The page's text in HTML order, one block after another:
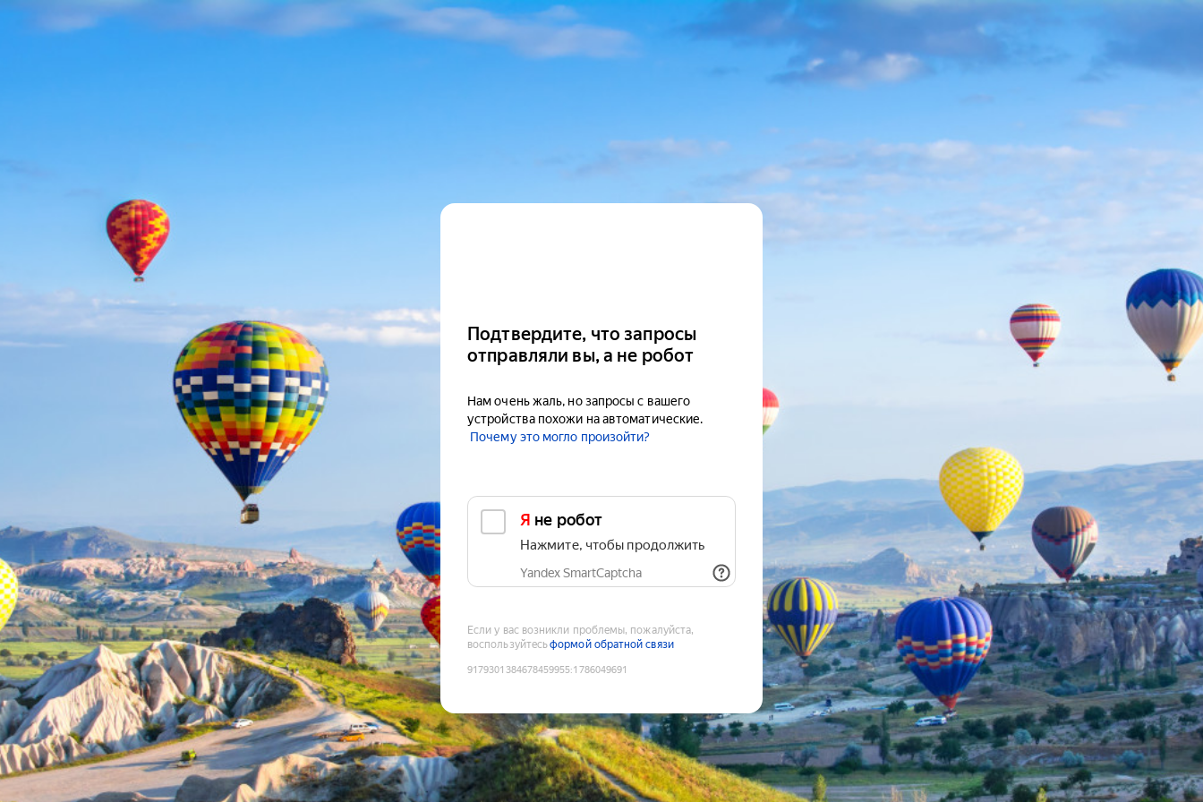
Подтвердите, что запросы
отправляли вы, а не робот
Нам очень жаль, но запросы с вашего
устройства похожи на автоматические.
Почему это могло произойти?
Я не робот
Нажмите, чтобы продолжить
Yandex SmartCaptcha
Если у вас возникли проблемы, пожалуйста,
воспользуйтесьформой обратной связи
9179301384678459955:1786049691